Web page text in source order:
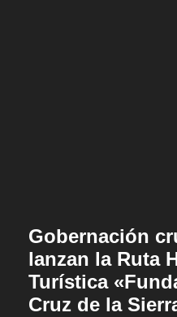
Gobernación
lanzan la Ruta
Turística
Cruz de la